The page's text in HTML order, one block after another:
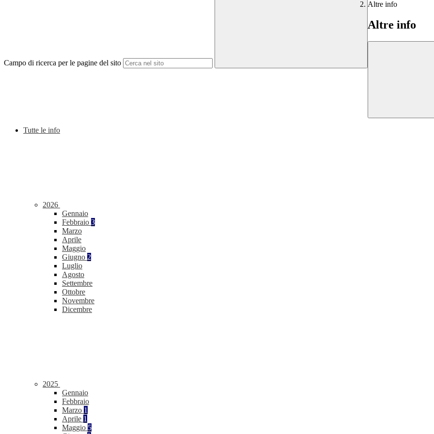
Campo di ricerca per le pagine del sito
Altre info
Altre info
Tutte le info
2026
Gennaio
Febbraio 3
Marzo
Aprile
Maggio
Giugno 2
Luglio
Agosto
Settembre
Ottobre
Novembre
Dicembre
2025
Gennaio
Febbraio
Marzo 1
Aprile 1
Maggio 5